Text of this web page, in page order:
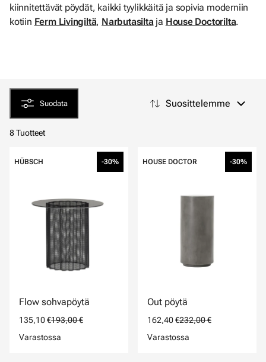
kiinnitettävät pöydät, kaikki tyylikkäitä ja sopivia moderniin
kotiin Ferm Livingiltä, Narbutasiltaja House Doctorilta.
Suodata Suosittelemme
8 Tuotteet
HÜBSCH -30%
Flow sohvapöytä
135,10 €193,00 €
Varastossa
HOUSE DOCTOR -30%
Out pöytä
162,40 €232,00 €
Varastossa